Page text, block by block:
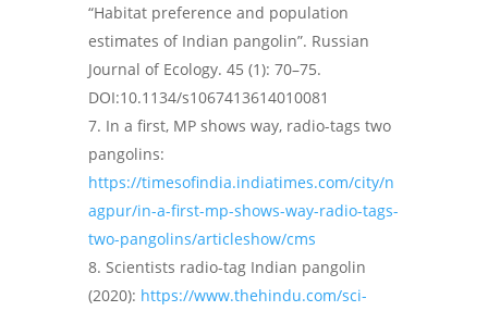
“Habitat preference and population
estimates of Indian pangolin”. Russian
Journal of Ecology. 45 (1): 70–75.
DOI:10.1134/s1067413614010081
In a first, MP shows way, radio-tags two
pangolins:
https://timesofindia.indiatimes.com/city/n
agpur/in-a-first-mp-shows-way-radio-tags-
two-pangolins/articleshow/cms
Scientists radio-tag Indian pangolin
(2020): https://www.thehindu.com/sci-